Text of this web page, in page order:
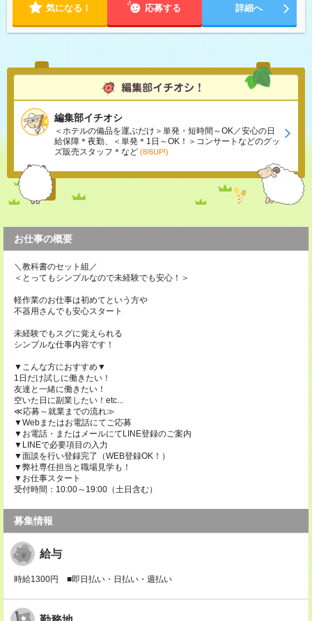
気になる！ 応募する 詳細へ
編集部イチオシ
＜ホテルの備品を運ぶだけ＞単発・短時間～OK／安心の日
給保障＊夜勤、＜単発＊1日～OK！＞コンサートなどのグッ
ズ販売スタッフ＊など (8/6UP!)
お仕事の概要
＼教科書のセット組／
＜とってもシンプルなので未経験でも安心！＞
軽作業のお仕事は初めてという方や
不器用さんでも安心スタート
未経験でもスグに覚えられる
シンプルな仕事内容です！
▼こんな方におすすめ▼
1日だけ試しに働きたい！
友達と一緒に働きたい！
空いた日に副業したい！etc...
≪応募～就業までの流れ≫
▼Webまたはお電話にてご応募
▼お電話・またはメールにてLINE登録のご案内
▼LINEで必要項目の入力
▼面談を行い登録完了（WEB登録OK！）
▼弊社専任担当と職場見学も！
▼お仕事スタート
受付時間：10:00～19:00（土日含む）
募集情報
給与
時給1300円 ■即日払い・日払い・週払い